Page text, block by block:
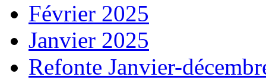
Février 2025
Janvier 2025
Refonte Janvier-